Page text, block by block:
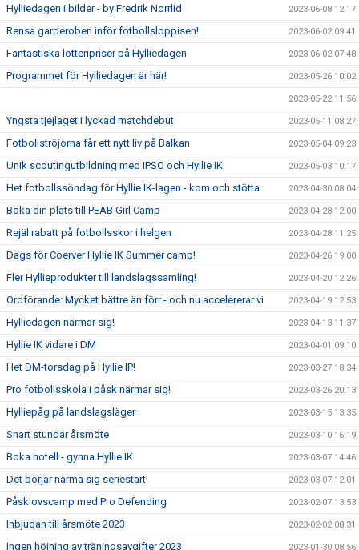
Hylliedagen i bilder - by Fredrik Norrlid 2023-06-08 12:17
Rensa garderoben inför fotbollsloppisen! 2023-06-02 09:41
Fantastiska lotteripriser på Hylliedagen 2023-06-02 07:48
Programmet för Hylliedagen är här! 2023-05-26 10:02
2023-05-22 11:56
Yngsta tjejlaget i lyckad matchdebut 2023-05-11 08:27
Fotbollströjorna får ett nytt liv på Balkan 2023-05-04 09:23
Unik scoutingutbildning med IPSO och Hyllie IK 2023-05-03 10:17
Het fotbollssöndag för Hyllie IK-lagen - kom och stötta 2023-04-30 08:04
Boka din plats till PEAB Girl Camp 2023-04-28 12:00
Rejäl rabatt på fotbollsskor i helgen 2023-04-28 11:25
Dags för Coerver Hyllie IK Summer camp! 2023-04-26 19:00
Fler Hyllieprodukter till landslagssamling! 2023-04-20 12:26
Ordförande: Mycket bättre än förr - och nu accelererar vi 2023-04-19 12:53
Hylliedagen närmar sig! 2023-04-13 11:37
Hyllie IK vidare i DM 2023-04-01 09:10
Het DM-torsdag på Hyllie IP! 2023-03-27 18:34
Pro fotbollsskola i påsk närmar sig! 2023-03-26 20:13
Hylliepåg på landslagsläger 2023-03-15 13:35
Snart stundar årsmöte 2023-03-10 16:19
Boka hotell - gynna Hyllie IK 2023-03-07 14:46
Det börjar närma sig seriestart! 2023-03-07 12:01
Påsklovscamp med Pro Defending 2023-02-07 13:53
Inbjudan till årsmöte 2023 2023-02-02 08:31
Ingen höjning av träningsavgifter 2023 2023-01-30 08:56